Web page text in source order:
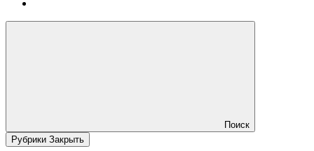
Поиск
Рубрики Закрыть